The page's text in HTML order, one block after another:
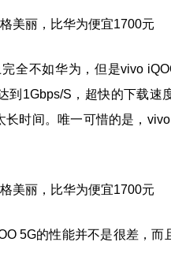
全不如华为，但是vivo
到1Gbps/S，超快的下载速
时间。唯一可惜的是，
5G的性能并不是很差，而